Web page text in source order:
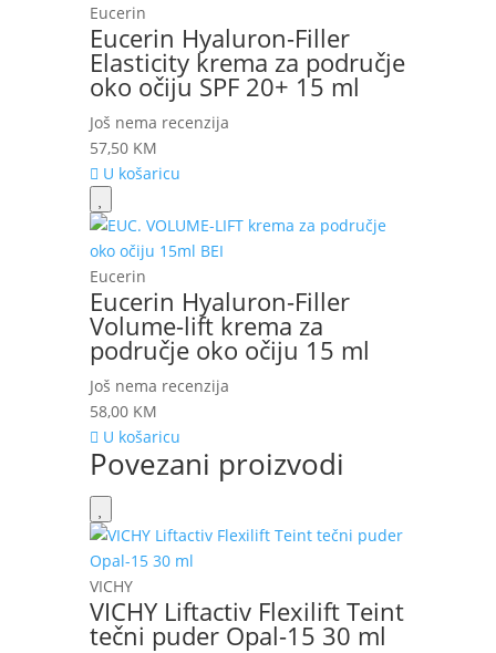
Eucerin
Eucerin Hyaluron-Filler
Elasticity krema za područje
oko očiju SPF 20+ 15 ml
Još nema recenzija
57,50 KM
U košaricu
Eucerin
Eucerin Hyaluron-Filler
Volume-lift krema za
područje oko očiju 15 ml
Još nema recenzija
58,00 KM
U košaricu
Povezani proizvodi
VICHY
VICHY Liftactiv Flexilift Teint
tečni puder Opal-15 30 ml